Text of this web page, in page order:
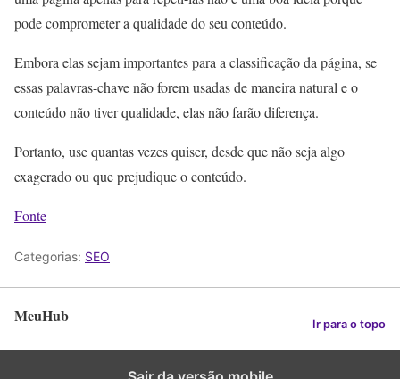
pode comprometer a qualidade do seu conteúdo.
Embora elas sejam importantes para a classificação da página, se
essas palavras-chave não forem usadas de maneira natural e o
conteúdo não tiver qualidade, elas não farão diferença.
Portanto, use quantas vezes quiser, desde que não seja algo
exagerado ou que prejudique o conteúdo.
Fonte
Categorias: SEO
MeuHub Ir para o topo